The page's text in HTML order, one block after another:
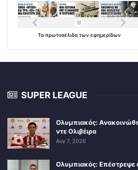
Τα πρωτοσέλιδα των εφημερίδων
SUPER LEAGUE
Ολυμπιακός:
ντε Ολιβέιρα
Αυγ 7, 2026
Ολυμπιακός: Επέστρεψε